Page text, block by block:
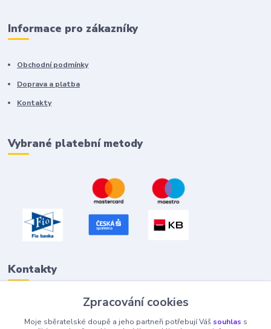
Informace pro zákazníky
Obchodní podmínky
Doprava a platba
Kontakty
Vybrané platební metody
Kontakty
info@tivan.cz
Zpracování cookies
Moje sběratelské doupě a jeho partneři potřebují Váš souhlas s